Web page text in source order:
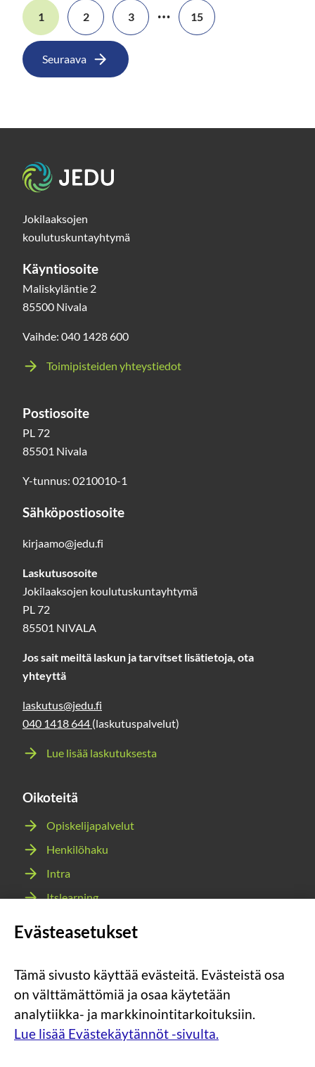
1 2 3 … 15
Seuraava
Etusivu
Jokilaaksojen
koulutuskuntayhtymä
Käyntiosoite
Maliskyläntie 2
85500 Nivala
Vaihde: 040 1428 600
Toimipisteiden yhteystiedot
Postiosoite
PL 72
85501 Nivala
Y-tunnus: 0210010-1
Sähköpostiosoite
kirjaamo@jedu.fi
Laskutusosoite
Jokilaaksojen koulutuskuntayhtymä
PL 72
85501 NIVALA
Jos sait meiltä laskun ja tarvitset lisätietoja, ota
yhteyttä
laskutus@jedu.fi
040 1418 644 (laskutuspalvelut)
Lue lisää laskutuksesta
Oikoteitä
Opiskelijapalvelut
Henkilöhaku
Intra
Itslearning
Sosiaalinen
media:
instagram
Sosiaalinen
media:
facebook
Sosiaalinen
media:
youtube
Sosiaalinen
media:
snapchat
Evästeasetukset
Tämä sivusto käyttää evästeitä. Evästeistä osa
on välttämättömiä ja osaa käytetään
analytiikka- ja markkinointitarkoituksiin.
Lue lisää Evästekäytännöt -sivulta.